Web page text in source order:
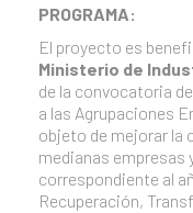
PROGRAMA:
El proyecto es
Ministerio de
de la convocatoria
a las Agrupaciones
objeto de mejorar la
medianas empresas
correspondiente al
Recuperación,